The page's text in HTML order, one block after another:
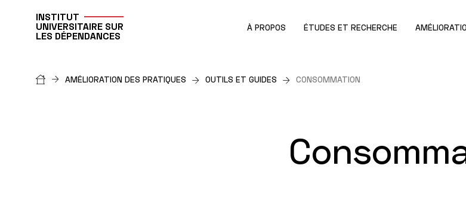
INSTITUT
UNIVERSITAIRE SUR
LES DÉPENDANCES
À PROPOS ÉTUDES ET RECHERCHE
AMÉLIORATION DES PRATIQUES OUTILS ET GUIDES CONSOMMATION